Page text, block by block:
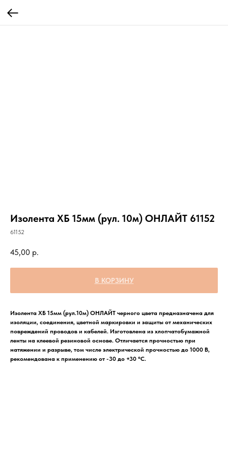
Изолента ХБ 15мм (рул. 10м) ОНЛАЙТ 61152
61152
45,00 р.
В КОРЗИНУ
Изолента ХБ 15мм (рул.10м) ОНЛАЙТ черного цвета предназначена для
изоляции, соединения, цветной маркировки и защиты от механических
повреждений проводов и кабелей. Изготовлена из хлопчатобумажной
ленты на клеевой резиновой основе. Отличается прочностью при
натяжении и разрыве, том числе электрической прочностью до 1000 В,
рекомендована к применению от -30 до +30 °С.